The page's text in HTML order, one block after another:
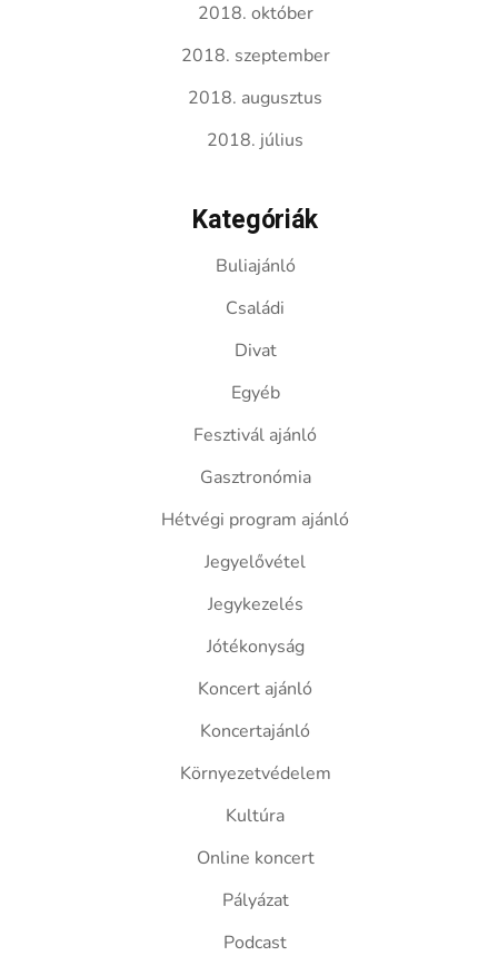
2018. október
2018. szeptember
2018. augusztus
2018. július
Kategóriák
Buliajánló
Családi
Divat
Egyéb
Fesztivál ajánló
Gasztronómia
Hétvégi program ajánló
Jegyelővétel
Jegykezelés
Jótékonyság
Koncert ajánló
Koncertajánló
Környezetvédelem
Kultúra
Online koncert
Pályázat
Podcast